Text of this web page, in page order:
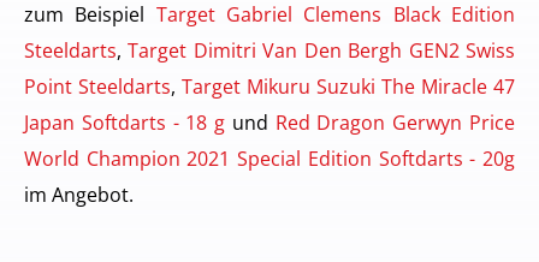
zum Beispiel Target Gabriel Clemens Black Edition
Steeldarts,Target Dimitri Van Den Bergh GEN2 Swiss
Point Steeldarts, Target Mikuru Suzuki The Miracle 47
Japan Softdarts - 18 g und Red Dragon Gerwyn Price
World Champion 2021 Special Edition Softdarts - 20g
im Angebot.